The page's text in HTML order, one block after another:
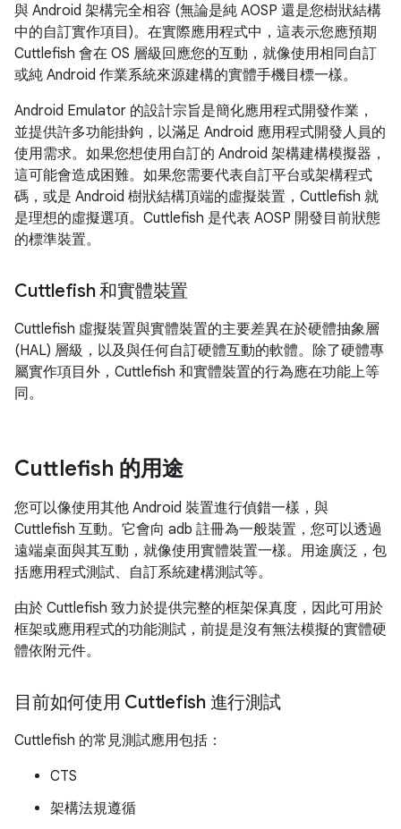
與 Android 架構完全相容 (無論是純 AOSP 還是您樹狀結構
中的自訂實作項目)。在實際應用程式中，這表示您應預期
Cuttlefish 會在 OS 層級回應您的互動，就像使用相同自訂
或純 Android 作業系統來源建構的實體手機目標一樣。
Android Emulator 的設計宗旨是簡化應用程式開發作業，
並提供許多功能掛鉤，以滿足 Android 應用程式開發人員的
使用需求。如果您想使用自訂的 Android 架構建構模擬器，
這可能會造成困難。如果您需要代表自訂平台或架構程式
碼，或是 Android 樹狀結構頂端的虛擬裝置，Cuttlefish 就
是理想的虛擬選項。Cuttlefish 是代表 AOSP 開發目前狀態
的標準裝置。
Cuttlefish 和實體裝置
Cuttlefish 虛擬裝置與實體裝置的主要差異在於硬體抽象層
(HAL) 層級，以及與任何自訂硬體互動的軟體。除了硬體專
屬實作項目外，Cuttlefish 和實體裝置的行為應在功能上等
同。
Cuttlefish 的用途
您可以像使用其他 Android 裝置進行偵錯一樣，與
Cuttlefish 互動。它會向 adb 註冊為一般裝置，您可以透過
遠端桌面與其互動，就像使用實體裝置一樣。用途廣泛，包
括應用程式測試、自訂系統建構測試等。
由於 Cuttlefish 致力於提供完整的框架保真度，因此可用於
框架或應用程式的功能測試，前提是沒有無法模擬的實體硬
體依附元件。
目前如何使用 Cuttlefish 進行測試
Cuttlefish 的常見測試應用包括：
CTS
架構法規遵循